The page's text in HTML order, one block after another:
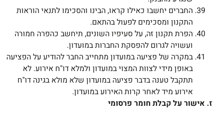
החברים יחשבו כאילו קראו, הבינו והסכימו לתנאי הוראות
התקנון ומסכימים לפעול בהתאם.
הפרת תקנון זה, על סעיפיו השונים, תיחשב כהפרה חמורה
ועשויה לגרום להפסקת החברות במועדון.
במקרה של פציעה במועדון מתחייב החבר להודיע על הפציעה
באופן מידי לצוות המצוי במועדון ולמלא דו"ח אירוע. לא
תתקבל טענה בדבר פציעה במועדון שלא מולא בגינה דו"ח
אירוע מיד לאחר קרות האירוע במועדון.
ז. אישור על קבלת חומר פרסומי